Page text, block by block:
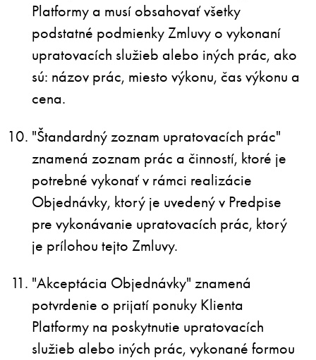
Platformy a musí obsahovať všetky
podstatné podmienky Zmluvy o vykonaní
upratovacích služieb alebo iných prác, ako
sú: názov prác, miesto výkonu, čas výkonu a
cena.
"Štandardný zoznam upratovacích prác"
znamená zoznam prác a činností, ktoré je
potrebné vykonať v rámci realizácie
Objednávky, ktorý je uvedený v Predpise
pre vykonávanie upratovacích prác, ktorý
je prílohou tejto Zmluvy.
"Akceptácia Objednávky" znamená
potvrdenie o prijatí ponuky Klienta
Platformy na poskytnutie upratovacích
služieb alebo iných prác, vykonané formou